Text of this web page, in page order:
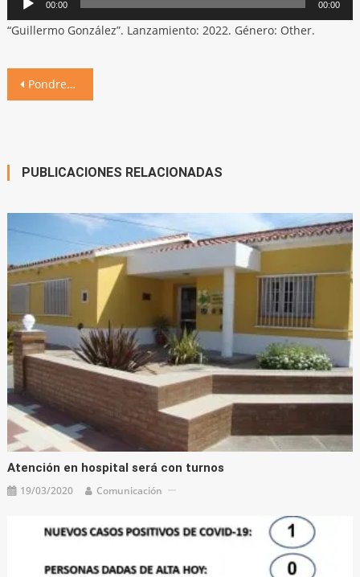
de
audio
00:00 00:00
“Guillermo González”. Lanzamiento: 2022. Género: Other.
Navegación
Pondremos en marcha la Escuela Municipal de Tenis
PUBLICACIONES RELACIONADAS
Atención en hospital será con turnos
19/03/2020 Comunicación